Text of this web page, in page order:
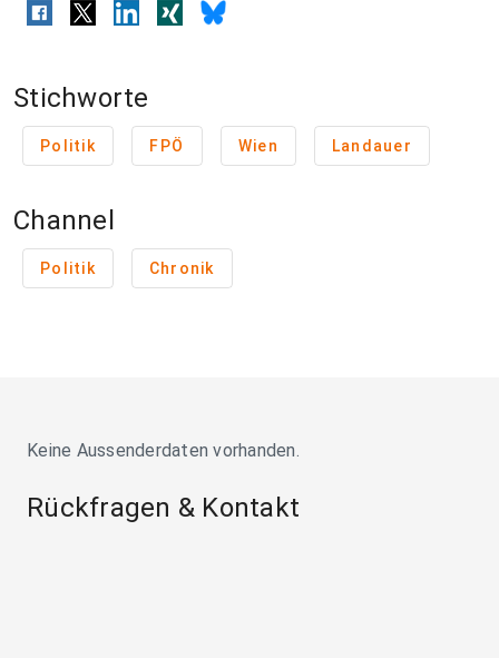
Stichworte
Politik FPÖ Wien Landauer
Channel
Politik Chronik
Keine Aussenderdaten vorhanden.
Rückfragen & Kontakt